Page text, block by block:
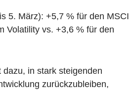
5. März): +5,7 % für den MSCI
Volatility vs. +3,6 % für den
in stark steigenden
zurückzubleiben,